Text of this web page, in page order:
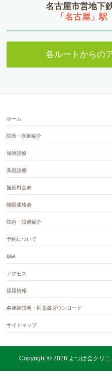
名古屋市営地下
「名古屋」駅
各ルートからの
ホーム
院長・医師紹介
保険診療
美容診療
施術料金表
物販価格表
院内・設備紹介
予約について
Q&A
アクセス
採用情報
各施術説明・同意書ダウンロード
サイトマップ
Copyright © 2026 よつば会クリ